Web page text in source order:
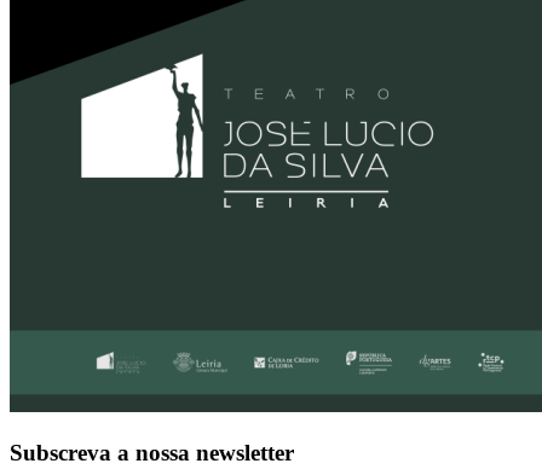
Subscreva a nossa newsletter